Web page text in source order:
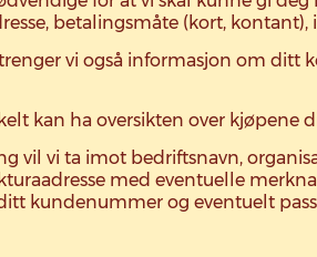
betalingsmåte (kort,
vi også informasjon om ditt
kan ha oversikten over kjøpene
vil vi ta imot bedriftsnavn,
med eventuelle
kundenummer og eventuelt